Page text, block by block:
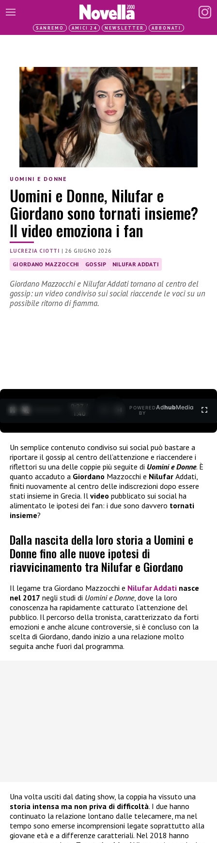
SANREMO AMICI 24 NEWSLETTER ABBONATI
UOMINI E DONNE
Uomini e Donne, Nilufar e
Giordano sono tornati insieme?
Il video emoziona i fan
LUCREZIA CIOTTI |26 GIUGNO 2026
GIORDANO MAZZOCCHI GOSSIP NILUFAR ADDATI
Giordano Mazzocchi e Nilufar Addati tornano al centro del
gossip: un video condiviso sui social riaccende le voci su un
possibile ritorno di fiamma.
0:28 /
1:40
POWERED
BY
AdhubMedia
Un semplice contenuto condiviso sui social può bastare a
riportare il gossip al centro dell’attenzione e riaccendere i
riflettori su una delle coppie più seguite di Uomini e Donne. È
quanto accaduto a Giordano Mazzocchi e Nilufar Addati,
finiti nuovamente al centro delle indiscrezioni dopo essere
stati insieme in Grecia. Il video pubblicato sui social ha
alimentato le ipotesi dei fan: i due sono davvero tornati
insieme?
Dalla nascita della loro storia a Uomini e
Donne fino alle nuove ipotesi di
riavvicinamento tra Nilufar e Giordano
Il legame tra Giordano Mazzocchi e Nilufar Addati nasce
nel 2017 negli studi di Uomini e Donne, dove la loro
conoscenza ha rapidamente catturato l’attenzione del
pubblico. Il percorso della tronista, caratterizzato da forti
emozioni e anche alcune controversie, si è concluso con la
scelta di Giordano, dando inizio a una relazione molto
seguita anche fuori dal programma.
Una volta usciti dal dating show, la coppia ha vissuto una
storia intensa ma non priva di difficoltà. I due hanno
continuato la relazione lontano dalle telecamere, ma nel
tempo sono emerse incomprensioni legate soprattutto alla
giovane età e a differenze caratteriali. Nel 2018 hanno